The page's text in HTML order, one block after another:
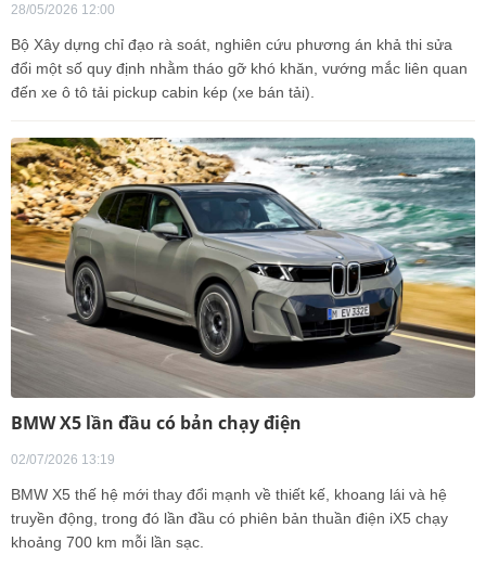
28/05/2026 12:00
Bộ Xây dựng chỉ đạo rà soát, nghiên cứu phương án khả thi sửa
đổi một số quy định nhằm tháo gỡ khó khăn, vướng mắc liên quan
đến xe ô tô tải pickup cabin kép (xe bán tải).
BMW X5 lần đầu có bản chạy điện
02/07/2026 13:19
BMW X5 thế hệ mới thay đổi mạnh về thiết kế, khoang lái và hệ
truyền động, trong đó lần đầu có phiên bản thuần điện iX5 chạy
khoảng 700 km mỗi lần sạc.